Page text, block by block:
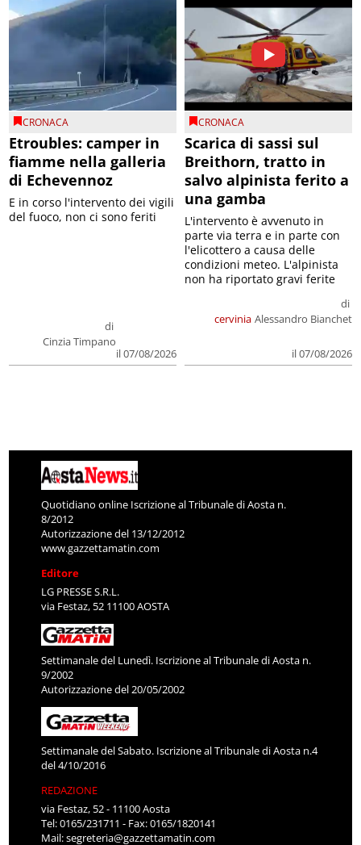
CRONACA
Etroubles: camper in
fiamme nella galleria
di Echevennoz
di
Cinzia Timpano
il 07/08/2026
E in corso l'intervento dei vigili
del fuoco, non ci sono feriti
CRONACA
Scarica di sassi sul
Breithorn, tratto in
salvo alpinista ferito a
una gamba
cervinia
di
Alessandro Bianchet
il 07/08/2026
L'intervento è avvenuto in
parte via terra e in parte con
l'elicottero a causa delle
condizioni meteo. L'alpinista
non ha riportato gravi ferite
Quotidiano online Iscrizione al Tribunale di Aosta n.
8/2012
Autorizzazione del 13/12/2012
www.gazzettamatin.com
Editore
LG PRESSE S.R.L.
via Festaz, 52 11100 AOSTA
Settimanale del Lunedì. Iscrizione al Tribunale di Aosta n.
9/2002
Autorizzazione del 20/05/2002
Settimanale del Sabato. Iscrizione al Tribunale di Aosta n.4
del 4/10/2016
REDAZIONE
via Festaz, 52 - 11100 Aosta
Tel: 0165/231711 - Fax: 0165/1820141
Mail:segreteria@gazzettamatin.com